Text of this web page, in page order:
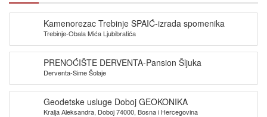
Kamenorezac Trebinje SPAIĆ-izrada spomenika
Trebinje-Obala Mića Ljubibratića
PRENOĆIŠTE DERVENTA-Pansion Šljuka
Derventa-Sime Šolaje
Geodetske usluge Doboj GEOKONIKA
Kralja Aleksandra, Doboj 74000, Bosna i Hercegovina